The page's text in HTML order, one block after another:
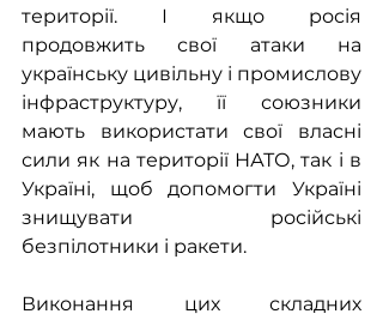
території. І якщо росія
продовжить свої атаки на
українську цивільну і промислову
інфраструктуру, її союзники
мають використати свої власні
сили як на території НАТО, так і в
Україні, щоб допомогти Україні
знищувати російські
безпілотники і ракети.
Виконання цих складних